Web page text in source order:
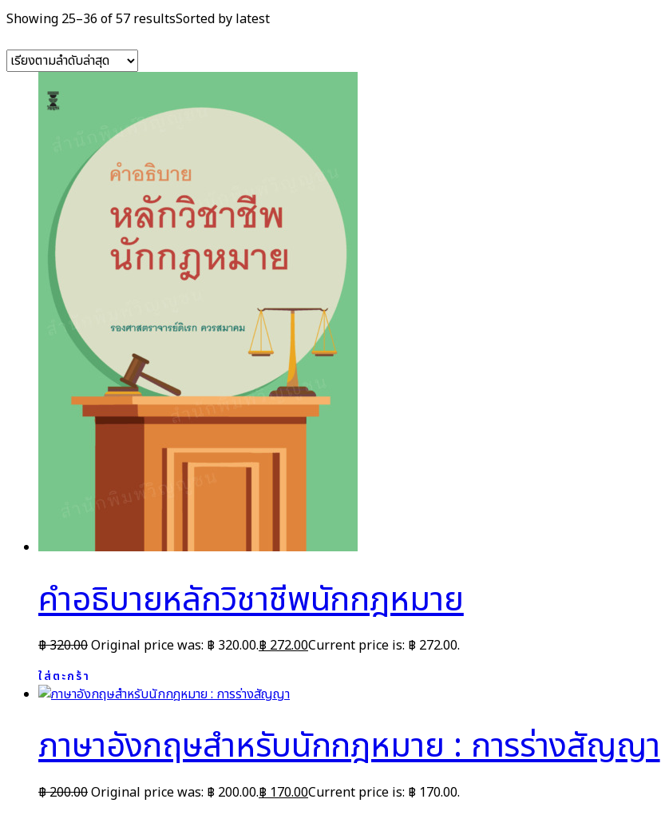
Showing 25–36 of 57 resultsSorted by latest
คำอธิบายหลักวิชาชีพนักกฎหมาย
฿320.00Original price was: ฿ 320.00.฿272.00Current price is: ฿ 272.00.
ใส่ตะกร้า
ภาษาอังกฤษสำหรับนักกฎหมาย : การร่างสัญญา
฿200.00Original price was: ฿ 200.00.฿ 170.00Current price is: ฿ 170.00.